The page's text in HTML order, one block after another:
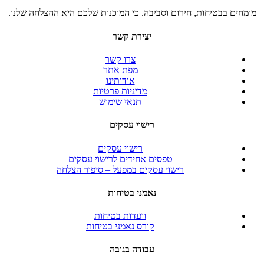
מומחים בבטיחות, חירום וסביבה. כי המוכנות שלכם היא ההצלחה שלנו.
יצירת קשר
צרו קשר
מפת אתר
אודותינו
מדיניות פרטיות
תנאי שימוש
רישוי עסקים
רישוי עסקים
טפסים אחידים לרישוי עסקים
רישוי עסקים במפעל – סיפור הצלחה
נאמני בטיחות
וועדות בטיחות
קורס נאמני בטיחות
עבודה בגובה